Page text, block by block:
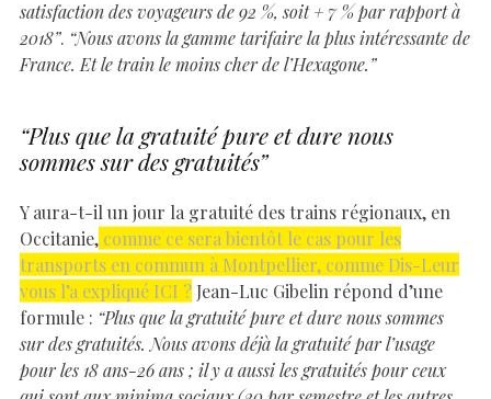
satisfaction des voyageurs de 92 %, soit + 7 % par rapport à
2018”. “Nous avons la gamme tarifaire la plus intéressante de
France. Et le train le moins cher de l’Hexagone.”
“Plus que la gratuité pure et dure nous
sommes sur des gratuités”
Y aura-t-il un jour la gratuité des trains régionaux, en
Occitanie, comme ce sera bientôt le cas pour les
transports en commun à Montpellier, comme Dis-Leur
vous l’a expliqué ICI ? Jean-Luc Gibelin répond d’une
formule : “Plus que la gratuité pure et dure nous sommes
sur des gratuités. Nous avons déjà la gratuité par l’usage
pour les 18 ans-26 ans ; il y a aussi les gratuités pour ceux